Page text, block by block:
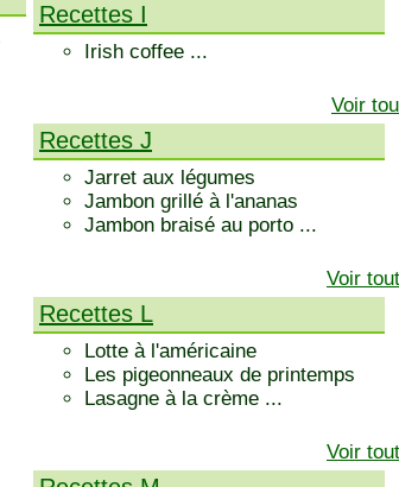
Recettes I
Irish coffee ...
Voir
Recettes J
Jarret aux légumes
Jambon grillé à l'ananas
Jambon braisé au porto ...
Voir
Recettes L
Lotte à l'américaine
Les pigeonneaux de printemps
Lasagne à la crème ...
Voir